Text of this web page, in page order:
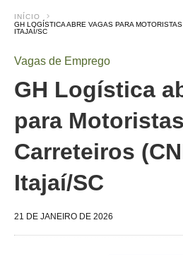
INÍCIO
GH LOGÍSTICA ABRE VAGAS PARA
ITAJAÍ/SC
Vagas de Emprego
GH Logística
para Motoristas
Carreteiros
Itajaí/SC
21 DE JANEIRO DE 2026